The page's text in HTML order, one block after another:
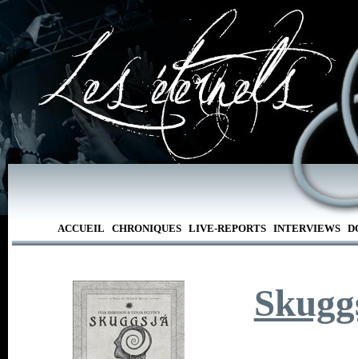
ACCUEIL CHRONIQUES LIVE-REPORTS INTERVIEWS